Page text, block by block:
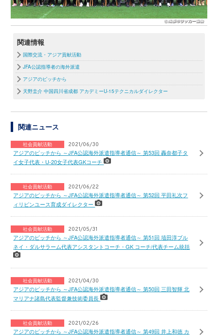
関連情報
国際交流・アジア貢献活動
JFA公認指導者の海外派遣
アジアのピッチから
天野圭介 中国四川省成都 アカデミーU-15テクニカルダイレクター
関連ニュース
社会貢献活動 2021/06/30
アジアのピッチから ～JFA公認海外派遣指導者通信～ 第53回 轟奈都子タ
イ女子代表・U-20女子代表GKコーチ
社会貢献活動 2021/06/22
アジアのピッチから ～JFA公認海外派遣指導者通信～ 第52回 平田礼次フ
ィリピンユース育成ダイレクター
社会貢献活動 2021/05/31
アジアのピッチから ～JFA公認海外派遣指導者通信～ 第51回 埴田淳ブル
ネイ・ダルサラーム代表アシスタントコーチ・GK コーチ/代表チーム統括
社会貢献活動 2021/04/30
アジアのピッチから ～JFA公認海外派遣指導者通信～ 第50回 三田智輝 北
マリアナ諸島代表監督兼技術委員長
社会貢献活動 2021/02/26
アジアのピッチから ～JFA公認海外派遣指導者通信～ 第49回 井上和徳 カ